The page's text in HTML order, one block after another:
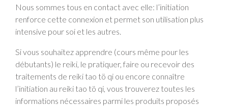
Nous sommes tous en contact avec elle: l’initiation
renforce cette connexion et permet son utilisation plus
intensive pour soi et les autres.
Si vous souhaitez apprendre (cours même pour les
débutants) le reiki, le pratiquer, faire ou recevoir des
traitements de reiki tao tö qi ou encore connaître
l’initiation au reiki tao tö qi, vous trouverez toutes les
informations nécessaires parmi les produits proposés